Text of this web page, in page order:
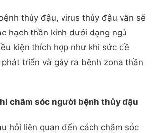
thủy đậu, virus thủy đậu vẫn sẽ
hạch thần kinh dưới dạng ngủ
kiện thích hợp như khi sức đề
triển và gây ra bệnh zona thần
chăm sóc người bệnh thủy đậu
hỏi liên quan đến cách chăm sóc